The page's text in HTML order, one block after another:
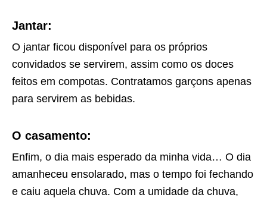
Jantar:
O jantar ficou disponível para os próprios
convidados se servirem, assim como os doces
feitos em compotas. Contratamos garçons apenas
para servirem as bebidas.
O casamento:
Enfim, o dia mais esperado da minha vida… O dia
amanheceu ensolarado, mas o tempo foi fechando
e caiu aquela chuva. Com a umidade da chuva,